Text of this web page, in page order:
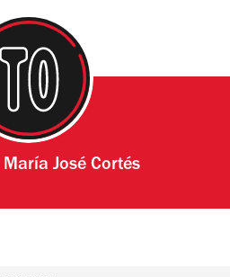
María José Cortés